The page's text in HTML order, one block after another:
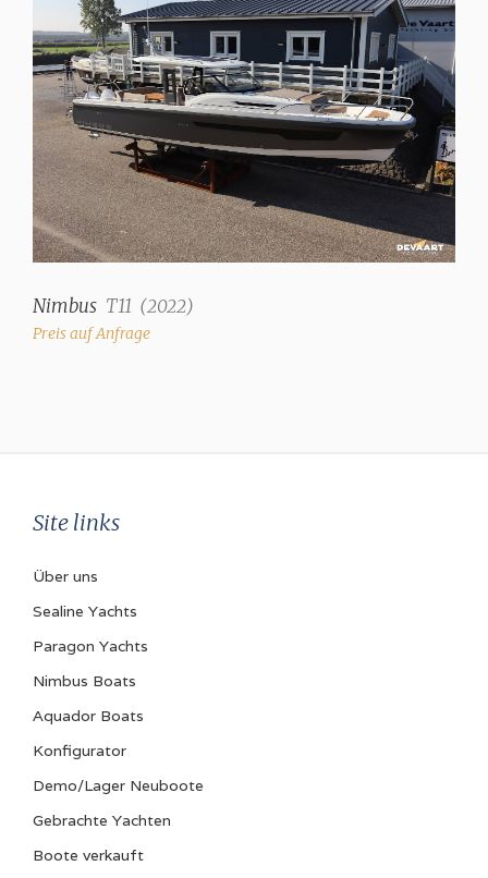
Nimbus T11 (2022)
Preis auf Anfrage
Site links
Über uns
Sealine Yachts
Paragon Yachts
Nimbus Boats
Aquador Boats
Konfigurator
Demo/Lager Neuboote
Gebrachte Yachten
Boote verkauft